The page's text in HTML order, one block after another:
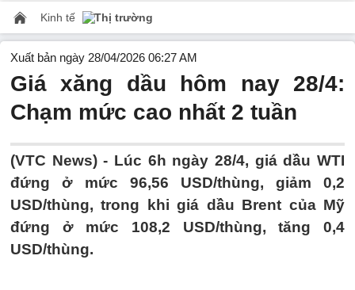
Kinh tế Thị trường
Xuất bản ngày 28/04/2026 06:27 AM
Giá xăng dầu hôm nay 28/4:
Chạm mức cao nhất 2 tuần
(VTC News) - Lúc 6h ngày 28/4, giá dầu WTI
đứng ở mức 96,56 USD/thùng, giảm 0,2
USD/thùng, trong khi giá dầu Brent của Mỹ
đứng ở mức 108,2 USD/thùng, tăng 0,4
USD/thùng.